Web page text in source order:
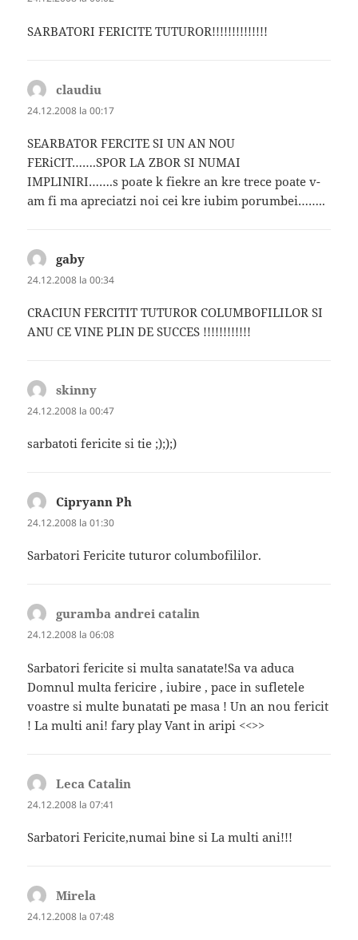
SARBATORI FERICITE TUTUROR!!!!!!!!!!!!!!
claudiu
24.12.2008 la 00:17
SEARBATOR FERCITE SI UN AN NOU
FERiCIT…….SPOR LA ZBOR SI NUMAI
IMPLINIRI…….s poate k fiekre an kre trece poate v-
am fi ma apreciatzi noi cei kre iubim porumbei……..
gaby
24.12.2008 la 00:34
CRACIUN FERCITIT TUTUROR COLUMBOFILILOR SI
ANU CE VINE PLIN DE SUCCES !!!!!!!!!!!!
skinny
24.12.2008 la 00:47
sarbatoti fericite si tie ;););)
Cipryann Ph
24.12.2008 la 01:30
Sarbatori Fericite tuturor columbofililor.
guramba andrei catalin
24.12.2008 la 06:08
Sarbatori fericite si multa sanatate!Sa va aduca
Domnul multa fericire , iubire , pace in sufletele
voastre si multe bunatati pe masa ! Un an nou fericit
! La multi ani! fary play Vant in aripi <<>>
Leca Catalin
24.12.2008 la 07:41
Sarbatori Fericite,numai bine si La multi ani!!!
Mirela
24.12.2008 la 07:48